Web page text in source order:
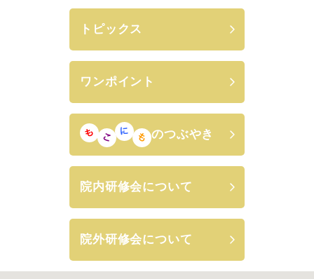
トピックス
ワンポイント
のつぶやき
院内研修会について
院外研修会について